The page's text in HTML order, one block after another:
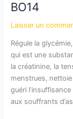
BO14
Laisser un
Régule la
qui est une
la créatinine, la
menstrues, nettoie
guéri
aux souffrants